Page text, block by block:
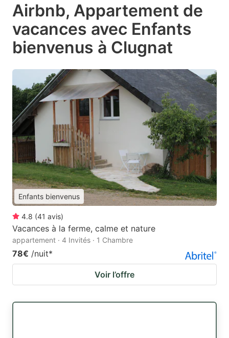
Airbnb, Appartement de
vacances avec Enfants
bienvenus à Clugnat
Enfants bienvenus
4.8 (41 avis)
Vacances à la ferme, calme et nature
appartement · 4 Invités · 1 Chambre
78€ /nuit*
Voir l’offre